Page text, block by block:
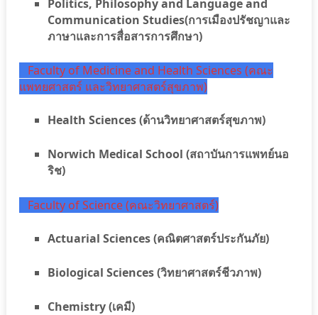
Politics, Philosophy and Language and
Communication Studies(การเมืองปรัชญาและ
ภาษาและการสื่อสารการศึกษา)
Faculty of Medicine and Health Sciences (คณะ
แพทยศาสตร์ และวิทยาศาสตร์สุขภาพ)
Health Sciences (ด้านวิทยาศาสตร์สุขภาพ)
Norwich Medical School (สถาบันการแพทย์นอ
ริช)
Faculty of Science (คณะวิทยาศาสตร์)
Actuarial Sciences (คณิตศาสตร์ประกันภัย)
Biological Sciences (วิทยาศาสตร์ชีวภาพ)
Chemistry (เคมี)